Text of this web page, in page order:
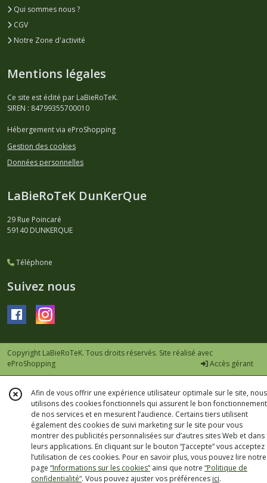
Qui sommes nous ?
CGV
Notre Zone d'activité
Mentions légales
Ce site est édité par LaBieRoTeK.
SIREN : 84799355700010
Hébergement via eProShopping
Gestion des cookies
Données personnelles
LaBieRoTeK DunKerQue
29 Rue Poincaré
59140 DUNKERQUE
Téléphone
Suivez nous
Copyright LaBieRoTeK. Tous droits réservés. Site réalisé avec
eProShopping
Accès gérant
Afin de vous offrir une expérience utilisateur optimale sur le site, nous
utilisons des cookies fonctionnels qui assurent le bon fonctionnement
de nos services et en mesurent l’audience. Certains tiers utilisent
également des cookies de suivi marketing sur le site pour vous
montrer des publicités personnalisées sur d’autres sites Web et dans
leurs applications. En cliquant sur le bouton “J’accepte” vous acceptez
l’utilisation de ces cookies. Pour en savoir plus, vous pouvez lire notre
page “Informations sur les cookies” ainsi que notre “Politique de
confidentialité“. Vous pouvez ajuster vos préférences ici.